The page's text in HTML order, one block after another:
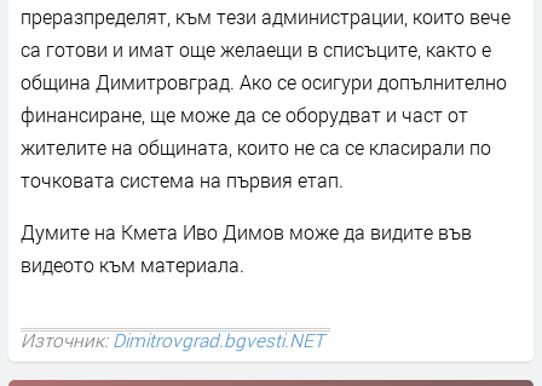
преразпределят, към тези администрации, които вече
са готови и имат още желаещи в списъците, както е
община Димитровград. Ако се осигури допълнително
финансиране, ще може да се оборудват и част от
жителите на общината, които не са се класирали по
точковата система на първия етап.
Думите на Кмета Иво Димов може да видите във
видеото към материала.
Източник: Dimitrovgrad.bgvesti.NET